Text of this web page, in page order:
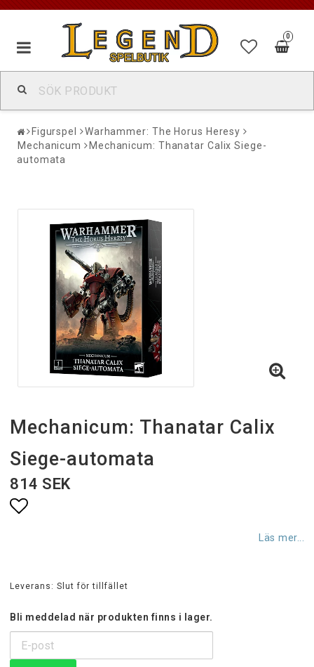
0
Figurspel
Warhammer: The Horus Heresy
Mechanicum
Mechanicum: Thanatar Calix Siege-
automata
Mechanicum: Thanatar Calix
Siege-automata
814 SEK
Läs mer...
Leverans: Slut för tillfället
Bli meddelad när produkten finns i lager.